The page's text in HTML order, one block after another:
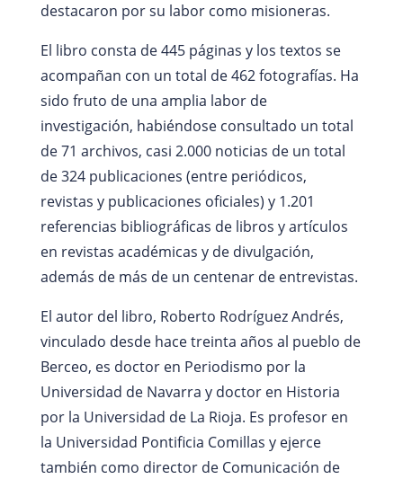
destacaron por su labor como misioneras.
El libro consta de 445 páginas y los textos se
acompañan con un total de 462 fotografías. Ha
sido fruto de una amplia labor de
investigación, habiéndose consultado un total
de 71 archivos, casi 2.000 noticias de un total
de 324 publicaciones (entre periódicos,
revistas y publicaciones oficiales) y 1.201
referencias bibliográficas de libros y artículos
en revistas académicas y de divulgación,
además de más de un centenar de entrevistas.
El autor del libro, Roberto Rodríguez Andrés,
vinculado desde hace treinta años al pueblo de
Berceo, es doctor en Periodismo por la
Universidad de Navarra y doctor en Historia
por la Universidad de La Rioja. Es profesor en
la Universidad Pontificia Comillas y ejerce
también como director de Comunicación de